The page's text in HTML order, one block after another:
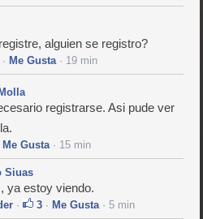
alguien se registro?
· Me Gusta· 19 min
registrarse. Asi pude ver
Me Gusta· 15 min
Siuas
ya estoy viendo.
· 3 · Me Gusta· 5 min